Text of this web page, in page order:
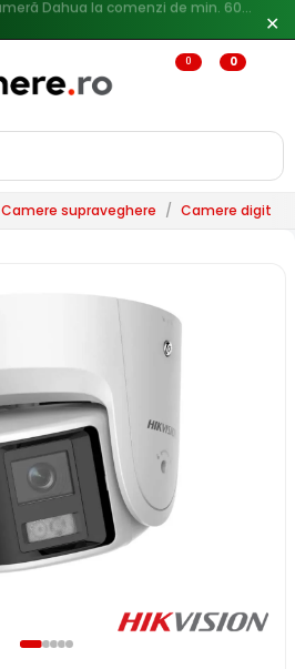
✕
0 0
Camere supraveghere / Camere digitale